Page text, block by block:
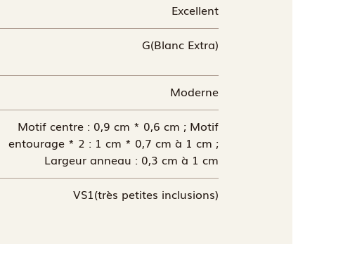
Excellent
G(Blanc Extra)
Moderne
Motif centre : 0,9 cm * 0,6 cm ; Motif
entourage * 2 : 1 cm * 0,7 cm à 1 cm ;
Largeur anneau : 0,3 cm à 1 cm
VS1(très petites inclusions)